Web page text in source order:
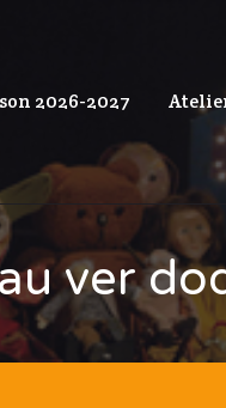
2026-2027
ver